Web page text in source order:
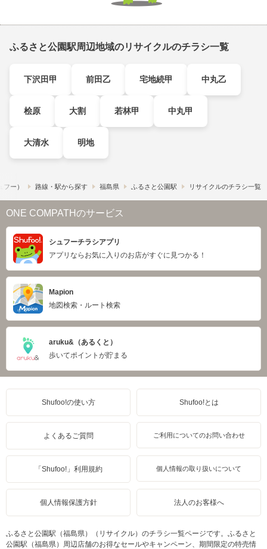
ふるさと公園駅周辺地域のリサイクルのチラシ一覧
下沢田甲 前田乙 宅地続甲 中丸乙
桧原 大割 若林甲 中丸甲
大清水 明地
ー） 路線・駅から探す 福島県 ふるさと公園駅 リサイクルのチラシ一覧
ONE COMPATHのサービス
シュフーチラシアプリ
アプリならお気に入りのお店がすぐに見つかる！
Mapion
地図検索・ルート検索
aruku&（あるくと）
歩いてポイントが貯まる
Shufoo!の使い方 Shufoo!とは
よくあるご質問 ご利用についてのお問い合わせ
「Shufoo!」利用規約 個人情報の取り扱いについて
個人情報保護方針 法人のお客様へ
ふるさと公園駅（福島県）（リサイクル）のチラシ一覧ページです。ふるさと
公園駅（福島県）周辺店舗のお得なセールやキャンペーン、期間限定の特売情